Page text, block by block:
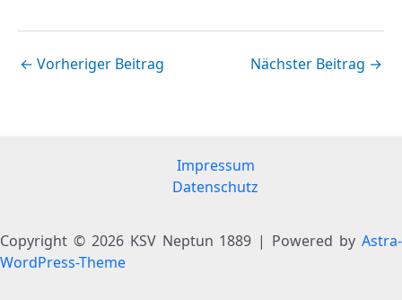
← Vorheriger Beitrag Nächster Beitrag →
Impressum
Datenschutz
Copyright © 2026 KSV Neptun 1889 | Powered by Astra-
WordPress-Theme